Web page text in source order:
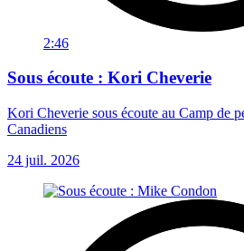
2:46
Sous écoute : Kori Cheverie
Kori Cheverie sous écoute au Camp de
Canadiens
24 juil. 2026